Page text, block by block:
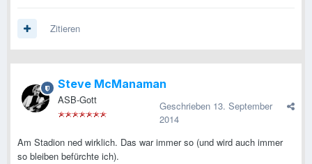
Zitieren
Steve McManaman
ASB-Gott Geschrieben 13. September
2014
Am Stadion ned wirklich. Das war immer so (und wird auch immer
so bleiben befürchte ich).